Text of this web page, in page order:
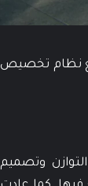
مع نظام تخصيص
وتصميم